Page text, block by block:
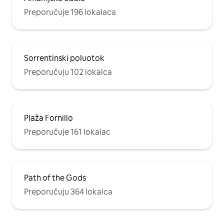
Preporučuje 196 lokalaca
Sorrentinski poluotok
Preporučuju 102 lokalca
Plaža Fornillo
Preporučuje 161 lokalac
Path of the Gods
Preporučuju 364 lokalca